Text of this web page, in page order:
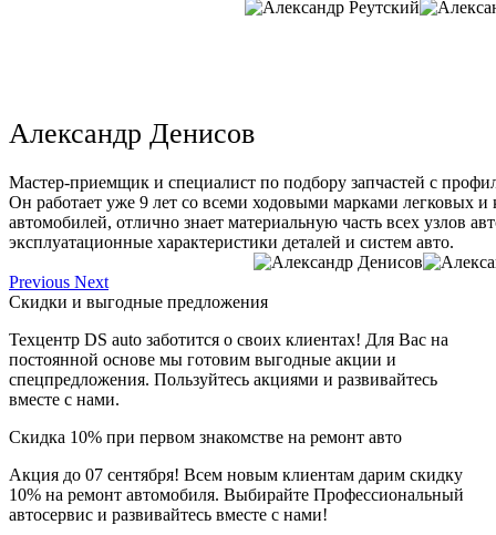
Александр Денисов
Мастер-приемщик и специалист по подбору запчастей с
Он работает уже 9 лет со всеми ходовыми марками легковых и
автомобилей, отлично знает материальную часть всех узлов
эксплуатационные характеристики деталей и систем авто.
Previous Next
Скидки и выгодные предложения
Техцентр DS auto заботится о своих клиентах! Для Вас на
постоянной основе мы готовим выгодные акции и
спецпредложения. Пользуйтесь акциями и развивайтесь
вместе с нами.
Скидка 10% при первом знакомстве на ремонт авто
Акция до 07 сентября! Всем новым клиентам дарим скидку
10% на ремонт автомобиля. Выбирайте Профессиональный
автосервис и развивайтесь вместе с нами!